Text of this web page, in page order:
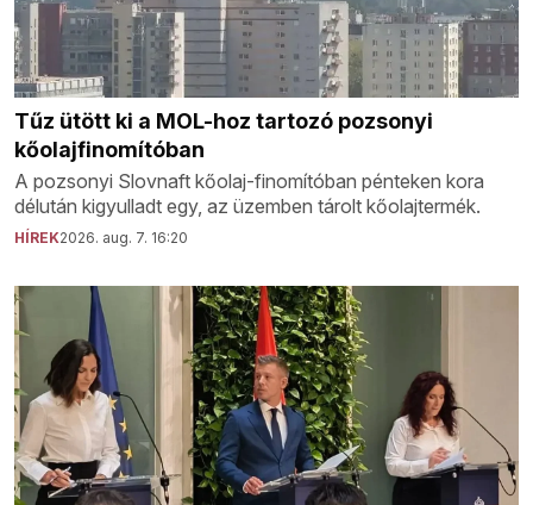
Tűz ütött ki a MOL-hoz tartozó pozsonyi
kőolajfinomítóban
A pozsonyi Slovnaft kőolaj-finomítóban pénteken kora
délután kigyulladt egy, az üzemben tárolt kőolajtermék.
HÍREK2026. aug. 7. 16:20